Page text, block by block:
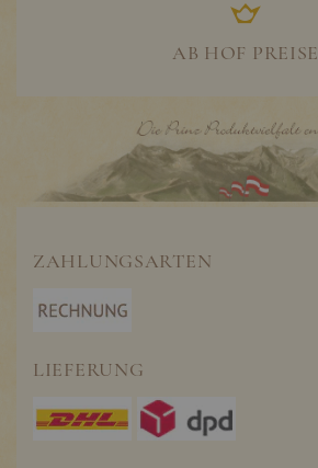
AB HOF PREISE
ZAHLUNGSARTEN
LIEFERUNG